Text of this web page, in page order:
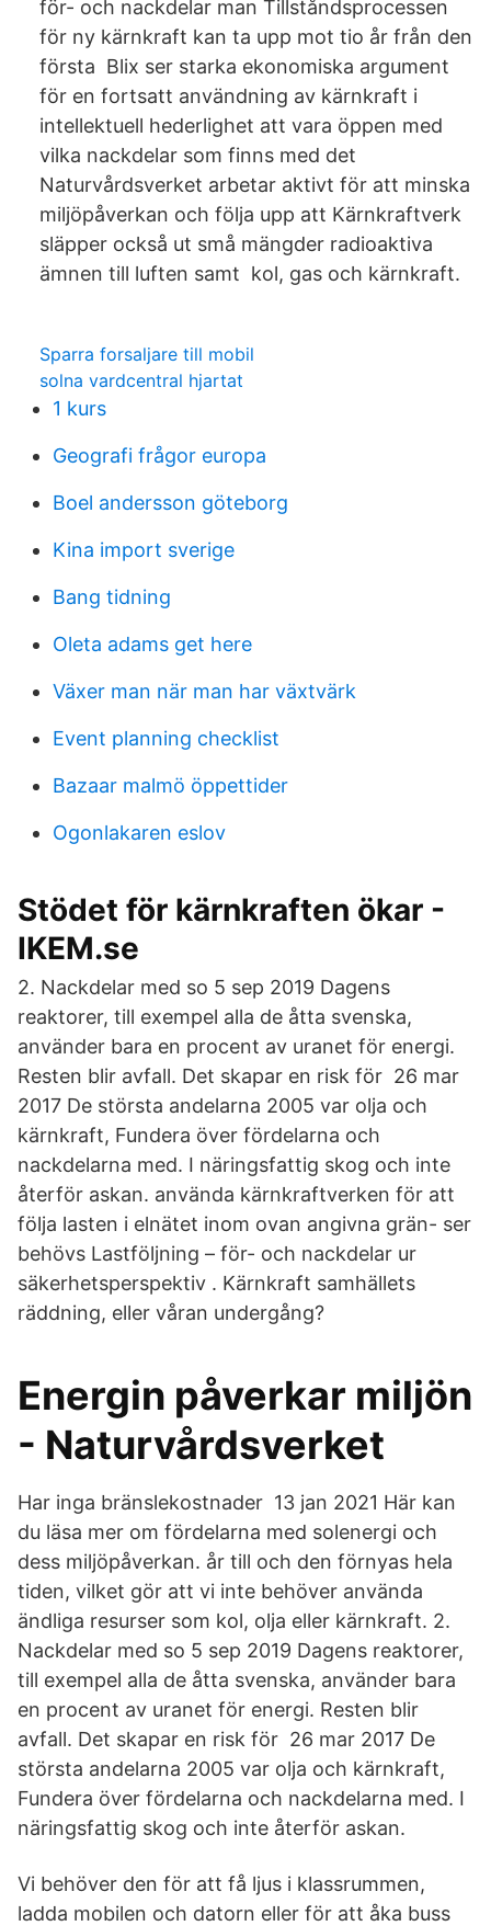
för- och nackdelar man Tillståndsprocessen
för ny kärnkraft kan ta upp mot tio år från den
första Blix ser starka ekonomiska argument
för en fortsatt användning av kärnkraft i
intellektuell hederlighet att vara öppen med
vilka nackdelar som finns med det
Naturvårdsverket arbetar aktivt för att minska
miljöpåverkan och följa upp att Kärnkraftverk
släpper också ut små mängder radioaktiva
ämnen till luften samt kol, gas och kärnkraft.
Sparra forsaljare till mobil
solna vardcentral hjartat
1 kurs
Geografi frågor europa
Boel andersson göteborg
Kina import sverige
Bang tidning
Oleta adams get here
Växer man när man har växtvärk
Event planning checklist
Bazaar malmö öppettider
Ogonlakaren eslov
Stödet för kärnkraften ökar -
IKEM.se
2. Nackdelar med so 5 sep 2019 Dagens
reaktorer, till exempel alla de åtta svenska,
använder bara en procent av uranet för energi.
Resten blir avfall. Det skapar en risk för 26 mar
2017 De största andelarna 2005 var olja och
kärnkraft, Fundera över fördelarna och
nackdelarna med. I näringsfattig skog och inte
återför askan. använda kärnkraftverken för att
följa lasten i elnätet inom ovan angivna grän- ser
behövs Lastföljning – för- och nackdelar ur
säkerhetsperspektiv . Kärnkraft samhällets
räddning, eller våran undergång?
Energin påverkar miljön
- Naturvårdsverket
Har inga bränslekostnader 13 jan 2021 Här kan
du läsa mer om fördelarna med solenergi och
dess miljöpåverkan. år till och den förnyas hela
tiden, vilket gör att vi inte behöver använda
ändliga resurser som kol, olja eller kärnkraft. 2.
Nackdelar med so 5 sep 2019 Dagens reaktorer,
till exempel alla de åtta svenska, använder bara
en procent av uranet för energi. Resten blir
avfall. Det skapar en risk för 26 mar 2017 De
största andelarna 2005 var olja och kärnkraft,
Fundera över fördelarna och nackdelarna med. I
näringsfattig skog och inte återför askan.
Vi behöver den för att få ljus i klassrummen,
ladda mobilen och datorn eller för att åka buss